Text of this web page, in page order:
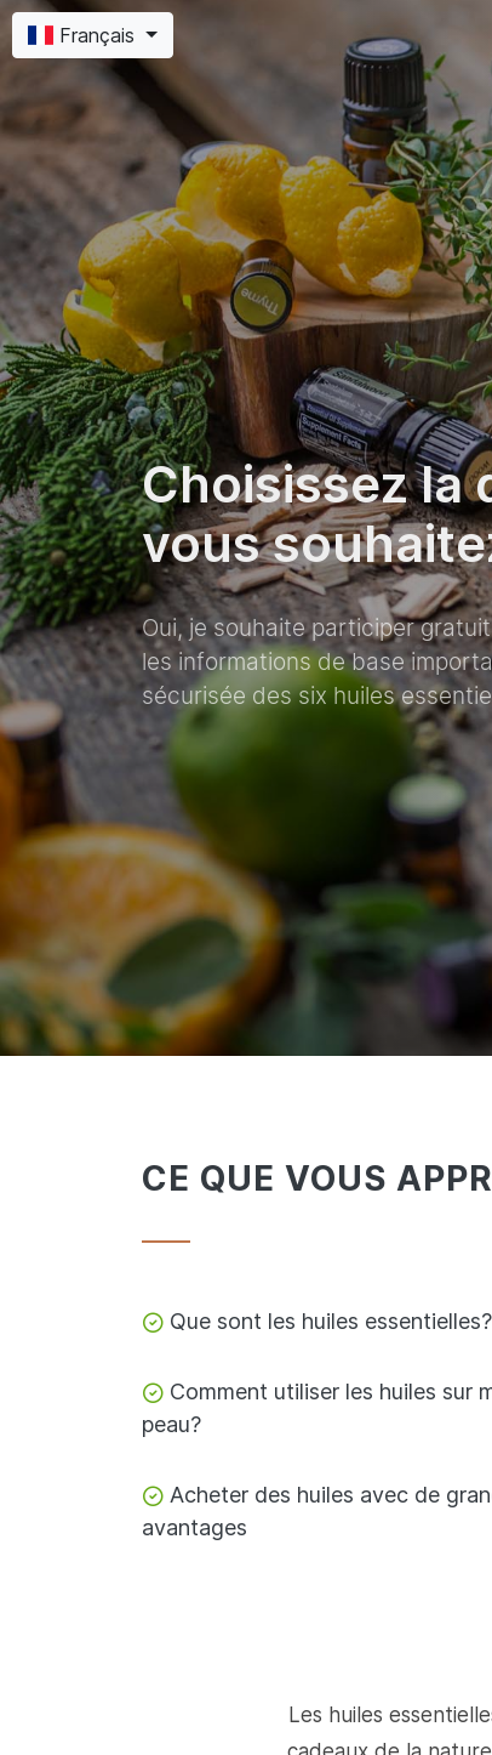
Français
Choisissez la
vous
Oui, je souhaite participer
les informations de base
sécurisée des six huiles
CE QUE VOUS
Que sont les huiles essentielles?
Comment utiliser les huiles sur
peau?
Acheter des huiles avec de
avantages
Les huiles